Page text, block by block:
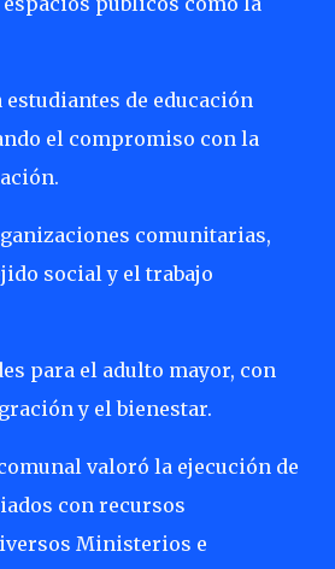
estudiantes de educación
el compromiso con la
comunitarias,
social y el trabajo
para el adulto mayor, con
y el bienestar.
valoró la ejecución de
con recursos
Ministerios e